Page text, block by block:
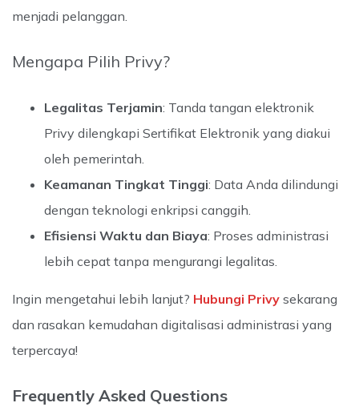
menjadi pelanggan.
Mengapa Pilih Privy?
Legalitas Terjamin: Tanda tangan elektronik
Privy dilengkapi Sertifikat Elektronik yang diakui
oleh pemerintah.
Keamanan Tingkat Tinggi: Data Anda dilindungi
dengan teknologi enkripsi canggih.
Efisiensi Waktu dan Biaya: Proses administrasi
lebih cepat tanpa mengurangi legalitas.
Ingin mengetahui lebih lanjut? Hubungi Privy sekarang
dan rasakan kemudahan digitalisasi administrasi yang
terpercaya!
Frequently Asked Questions